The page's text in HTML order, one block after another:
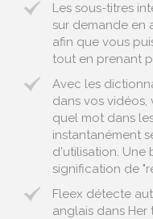
Les sous-titres
sur demande en
afin que vous
tout en prenant
Avec les
dans vos
quel mot dans
instantanément
d'utilisation. Une
signification de
Fleex détecte
anglais dans Her